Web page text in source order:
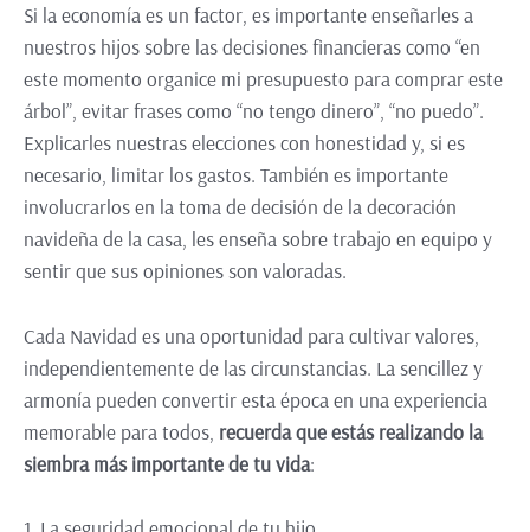
Si la economía es un factor, es importante enseñarles a
nuestros hijos sobre las decisiones financieras como “en
este momento organice mi presupuesto para comprar este
árbol”, evitar frases como “no tengo dinero”, “no puedo”.
Explicarles nuestras elecciones con honestidad y, si es
necesario, limitar los gastos. También es importante
involucrarlos en la toma de decisión de la decoración
navideña de la casa, les enseña sobre trabajo en equipo y
sentir que sus opiniones son valoradas.
Cada Navidad es una oportunidad para cultivar valores,
independientemente de las circunstancias. La sencillez y
armonía pueden convertir esta época en una experiencia
memorable para todos, recuerda que estás realizando la
siembra más importante de tu vida: